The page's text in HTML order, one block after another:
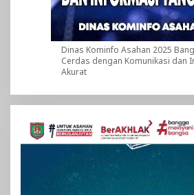
Dinas Kominfo Asahan 2025
Cerdas dengan Komunikasi dan
Akurat
Pemutar
Video